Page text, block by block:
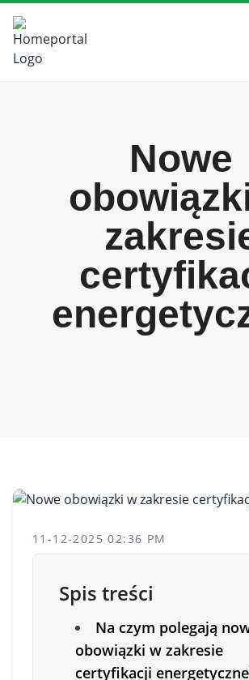
Nowe
11-12-2025 02:36 PM
Spis treści
Na czym polegają
obowiązki w zakresie
certyfikacji